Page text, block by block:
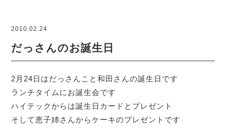
2010.02.24
だっさんのお誕生日
2月24日はだっさんこと和田さんの誕生日です
ランチタイムにお誕生会です
ハイテックからは誕生日カードとプレゼント
そして恵子姉さんからケーキのプレゼントです